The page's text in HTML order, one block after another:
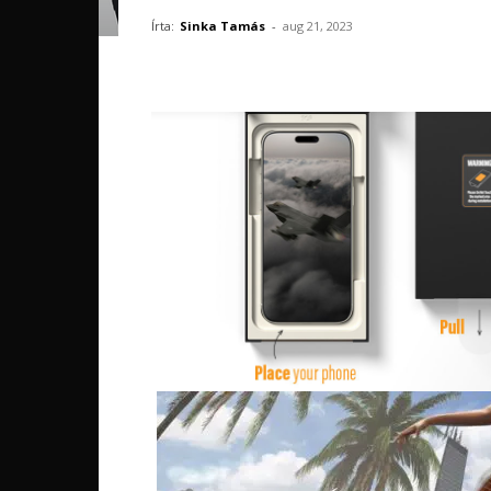
Írta: Sinka Tamás - aug 21, 2023